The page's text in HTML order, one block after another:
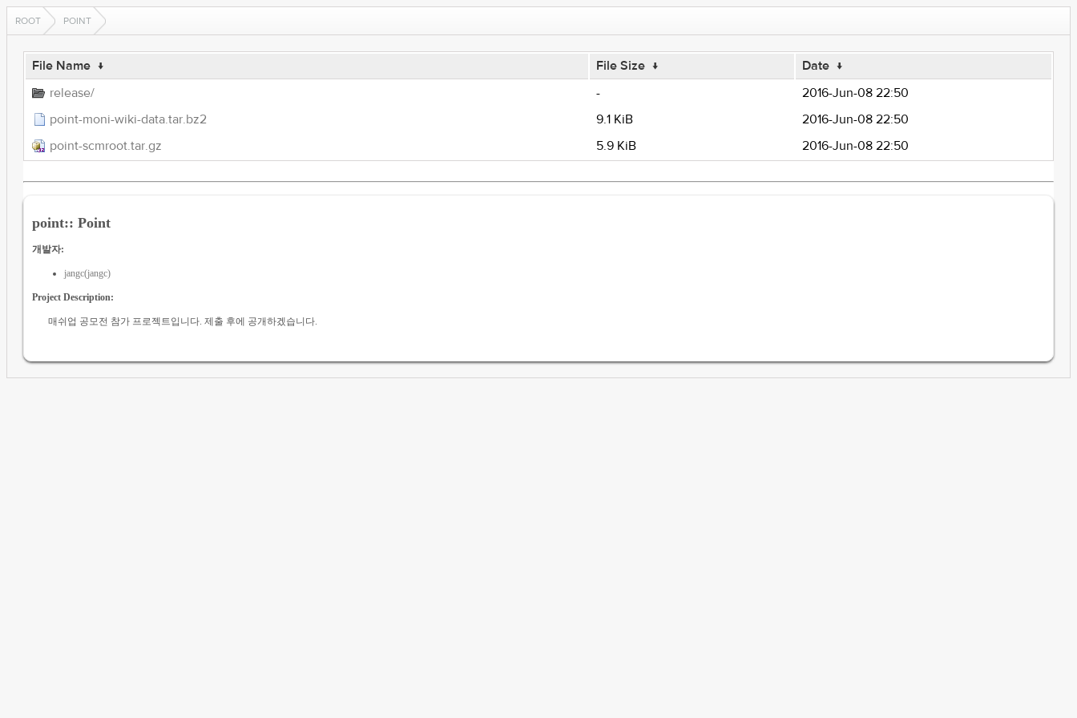
ROOT POINT
File Name ↓ File Size ↓ Date ↓
release/
-
2016-Jun-08 22:50
point-moni-wiki-data.tar.bz2
9.1 KiB
2016-Jun-08 22:50
point-scmroot.tar.gz
5.9 KiB 2016-Jun-08 22:50
point:: Point
개발자:
jangc(jangc)
Project Description:
매쉬업 공모전 참가 프로젝트입니다. 제출 후에 공개하겠습니다.